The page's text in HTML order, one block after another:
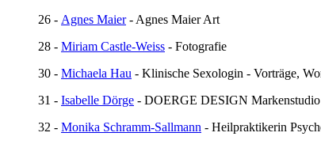
26 - Agnes Maier- Agnes Maier Art
28 - Miriam Castle-Weiss - Fotografie
30 - Michaela Hau - Klinische Sexologin - Vorträge,
31 - Isabelle Dörge - DOERGE DESIGN Markenstudio
32 - Monika Schramm-Sallmann - Heilpraktikerin